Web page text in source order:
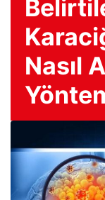
Nasıl